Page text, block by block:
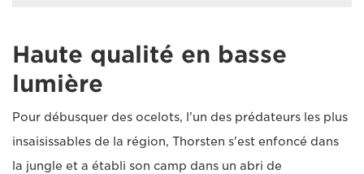
Haute qualité en basse
lumière
Pour débusquer des ocelots, l'un des prédateurs les plus
insaisissables de la région, Thorsten s'est enfoncé dans
la jungle et a établi son camp dans un abri de